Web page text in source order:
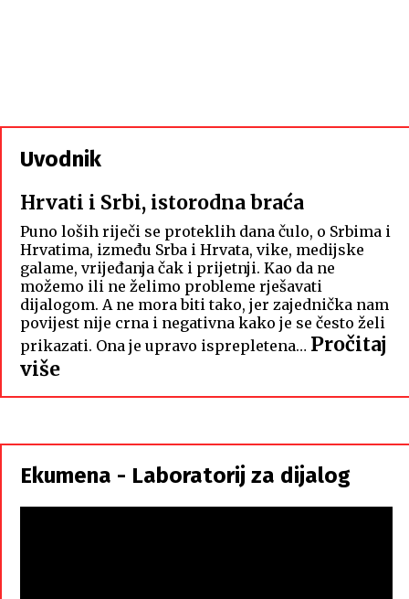
Uvodnik
Hrvati i Srbi, istorodna braća
Puno loših riječi se proteklih dana čulo, o Srbima i
Hrvatima, između Srba i Hrvata, vike, medijske
galame, vrijeđanja čak i prijetnji. Kao da ne
možemo ili ne želimo probleme rješavati
dijalogom. A ne mora biti tako, jer zajednička nam
povijest nije crna i negativna kako je se često želi
prikazati. Ona je upravo isprepletena… Pročitaj
više:
Hrvati
Srbi,
istorodna
braća
Ekumena - Laboratorij za dijalog